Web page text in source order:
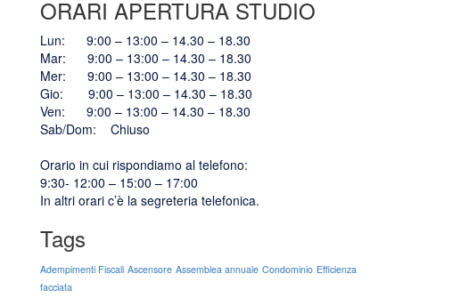
ORARI APERTURA STUDIO
Lun: 9:00 – 13:00 – 14.30 – 18.30
Mar: 9:00 – 13:00 – 14.30 – 18.30
Mer: 9:00 – 13:00 – 14.30 – 18.30
Gio: 9:00 – 13:00 – 14.30 – 18.30
Ven: 9:00 – 13:00 – 14.30 – 18.30
Sab/Dom: Chiuso
Orario in cui rispondiamo al telefono:
9:30- 12:00 – 15:00 – 17:00
In altri orari c’è la segreteria telefonica.
Tags
Adempimenti Fiscali Ascensore Assemblea annuale Condominio Efficienza
facciata